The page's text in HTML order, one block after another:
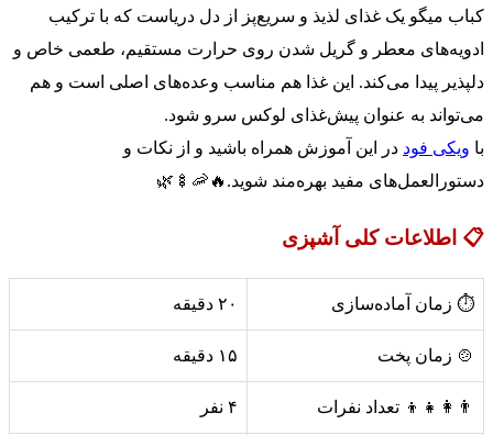
کباب میگو یک غذای لذیذ و سریع‌پز از دل دریاست که با ترکیب
ادویه‌های معطر و گریل شدن روی حرارت مستقیم، طعمی خاص و
دلپذیر پیدا می‌کند. این غذا هم مناسب وعده‌های اصلی است و هم
می‌تواند به عنوان پیش‌غذای لوکس سرو شود.
با ویکی فود در این آموزش همراه باشید و از نکات و
دستورالعمل‌های مفید بهره‌مند شوید.🔥🦐🍢🌿
📋 اطلاعات کلی آشپزی
⏱️ زمان آماده‌سازی ۲۰ دقیقه
🍲 زمان پخت ۱۵ دقیقه
👨‍👩‍👧‍👦 تعداد نفرات ۴ نفر